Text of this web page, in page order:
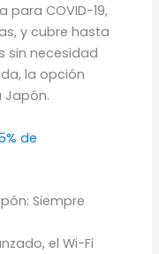
para COVID-19,
y cubre hasta
sin necesidad
la opción
Japón.
de
Siempre
el Wi-Fi